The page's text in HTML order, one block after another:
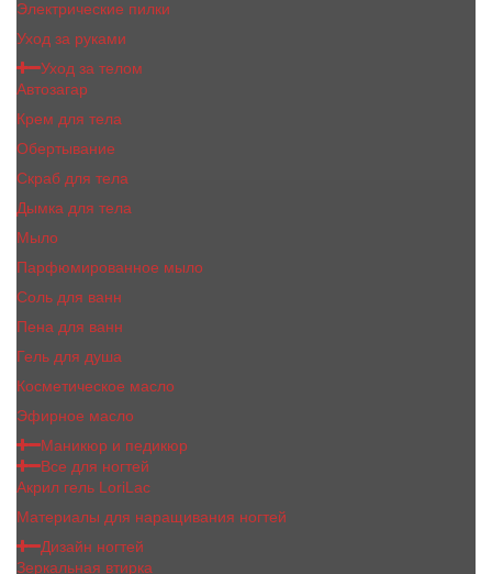
Электрические пилки
Уход за руками
Уход за телом
Автозагар
Крем для тела
Обертывание
Скраб для тела
Дымка для тела
Мыло
Парфюмированное мыло
Соль для ванн
Пена для ванн
Гель для душа
Косметическое масло
Эфирное масло
Маникюр и педикюр
Все для ногтей
Акрил гель LoriLac
Материалы для наращивания ногтей
Дизайн ногтей
Зеркальная втирка